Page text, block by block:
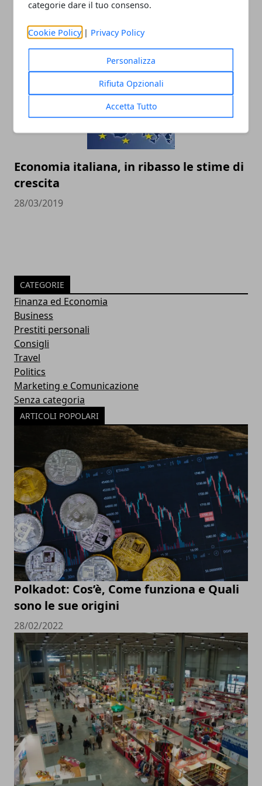
categorie dare il tuo consenso.
Cookie Policy | Privacy Policy
Personalizza
Rifiuta Opzionali
Accetta Tutto
La Smart diventa cinese, addio alla
30/03/2019
Economia italiana, in ribasso le stime di
crescita
28/03/2019
CATEGORIE
Finanza ed Economia
Business
Prestiti personali
Consigli
Travel
Politics
Marketing e Comunicazione
Senza categoria
ARTICOLI POPOLARI
Polkadot: Cos’è, Come funziona e Quali
sono le sue origini
28/02/2022